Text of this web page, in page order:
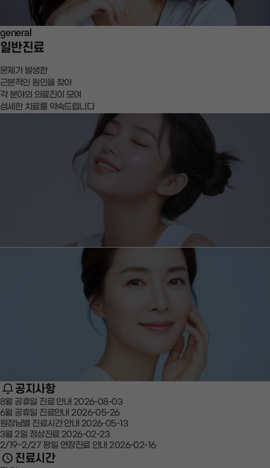
general
일반진료
문제가 발생한
근본적인 원인을 찾아
각 분야의 의료진이 모여
섬세한 치료를 약속드립니다
공지사항
8월 공휴일 진료 안내 2026-08-03
6월 공휴일 진료안내2026-05-26
원장님별 진료시간 안내 2026-05-13
3월 2일 정상진료2026-02-23
2/19~2/27 평일 연장진료 안내2026-02-16
진료시간